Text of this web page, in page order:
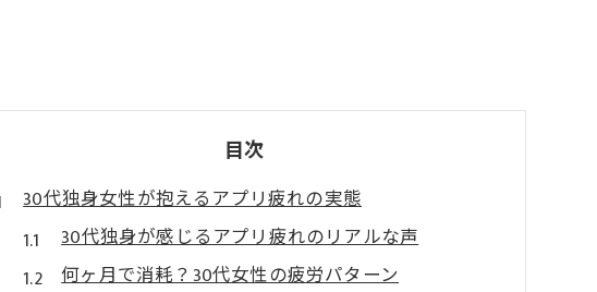
目次
30代独身女性が抱えるアプリ疲れの実態
30代独身が感じるアプリ疲れのリアルな声
何ヶ月で消耗？30代女性の疲労パターン